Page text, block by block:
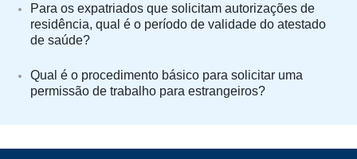
Para os expatriados que solicitam autorizações de
residência, qual é o período de validade do atestado
de saúde?
Qual é o procedimento básico para solicitar uma
permissão de trabalho para estrangeiros?